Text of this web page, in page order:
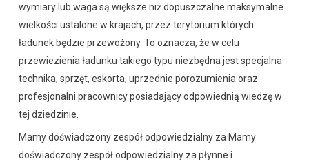
wymiary lub waga są większe niż dopuszczalne maksymalne
wielkości ustalone w krajach, przez terytorium których
ładunek będzie przewożony. To oznacza, że w celu
przewiezienia ładunku takiego typu niezbędna jest specjalna
technika, sprzęt, eskorta, uprzednie porozumienia oraz
profesjonalni pracownicy posiadający odpowiednią wiedzę w
tej dziedzinie.
Mamy doświadczony zespół odpowiedzialny za Mamy
doświadczony zespół odpowiedzialny za płynne i